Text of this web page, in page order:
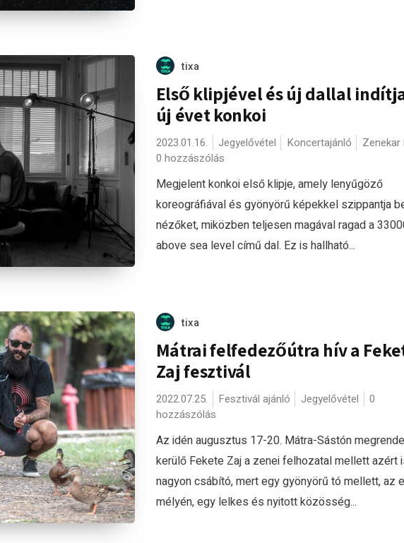
tixa
Első klipjével és új dallal
új évet konkoi
2023.01.16. Jegyelővétel Koncertajánló
Zenekar
0 hozzászólás
Megjelent konkoi első klipje, amely lenyűgöző
koreográfiával és gyönyörű képekkel szippantja
nézőket, miközben teljesen magával ragad a
above sea level című dal. Ez is hallható...
tixa
Mátrai felfedezőútra hív a
Zaj fesztivál
2022.07.25. Fesztivál ajánló Jegyelővétel
0
hozzászólás
Az idén augusztus 17-20. Mátra-Sástón
kerülő Fekete Zaj a zenei felhozatal mellett azért
nagyon csábító, mert egy gyönyörű tó mellett, az
mélyén, egy lelkes és nyitott közösség...